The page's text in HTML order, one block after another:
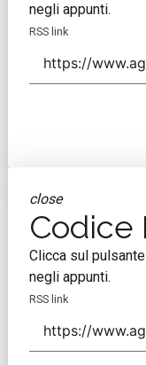
negli appunti.
RSS link
close
Codice
Clicca sul
negli appunti.
RSS link